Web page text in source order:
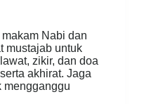
Nabi dan
mustajab untuk
zikir, dan doa
akhirat. Jaga
mengganggu